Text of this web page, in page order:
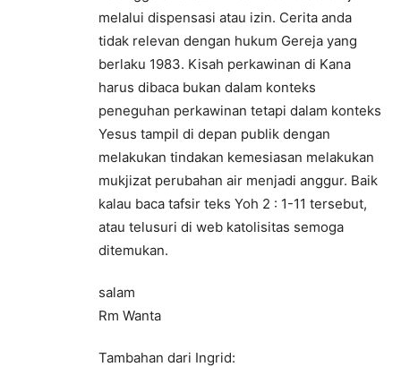
melalui dispensasi atau izin. Cerita anda
tidak relevan dengan hukum Gereja yang
berlaku 1983. Kisah perkawinan di Kana
harus dibaca bukan dalam konteks
peneguhan perkawinan tetapi dalam konteks
Yesus tampil di depan publik dengan
melakukan tindakan kemesiasan melakukan
mukjizat perubahan air menjadi anggur. Baik
kalau baca tafsir teks Yoh 2 : 1-11 tersebut,
atau telusuri di web katolisitas semoga
ditemukan.
salam
Rm Wanta
Tambahan dari Ingrid: